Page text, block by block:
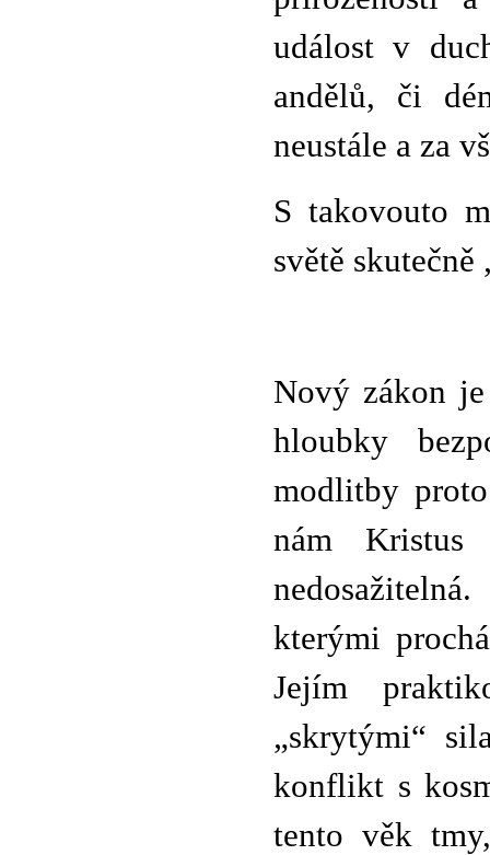
událost v
andělů, či
neustále a za
S takovouto
světě skutečně
Nový zákon
hloubky
modlitby
nám Kristus
kterými
Jejím
„skrytými“
konflikt s
tento věk